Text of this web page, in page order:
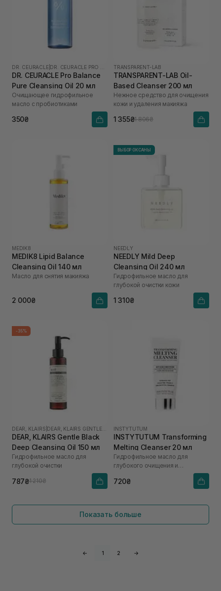
DR. CEURACLE
DR. CEURACLE Pro Balance
Pure Cleansing Oil 20 мл
Очищающее гидрофильное
масло с пробиотиками
350₴
TRANSPARENT-LAB
TRANSPARENT-LAB Oil-
Based Cleanser 200 мл
Нежное средство для очищения
кожи и удаления макияжа
1 355₴1 806₴
MEDIK8
MEDIK8 Lipid Balance
Cleansing Oil 140 мл
Масло для снятия макияжа
2 000₴
ВЫБОР ОКСАНЫ
NEEDLY
NEEDLY Mild Deep
Cleansing Oil 240 мл
Гидрофильное масло для
глубокой очистки кожи
1 310₴
-35%
DEAR, KLAIRS DEAR, KLAIRS GENTLE BLACK
DEAR, KLAIRS Gentle Black
Deep Cleansing Oil 150 мл
Гидрофильное масло для
глубокой очистки
787₴1 210₴
INSTYTUTUM
INSTYTUTUM Transforming
Melting Cleanser 20 мл
Гидрофильное масло для
глубокого очищения и
720₴
Показать больше
← 1 2 →